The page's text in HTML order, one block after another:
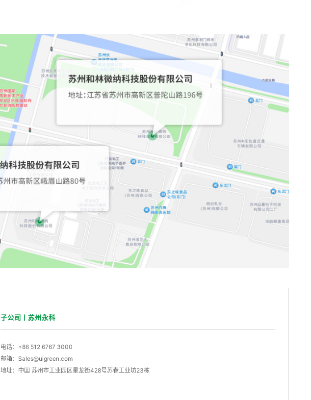
子公司丨苏州永科
电话：+86 512 6767 3000
邮箱：Sales@uigreen.com
地址：中国 苏州市工业园区星龙街428号苏春工业坊23栋